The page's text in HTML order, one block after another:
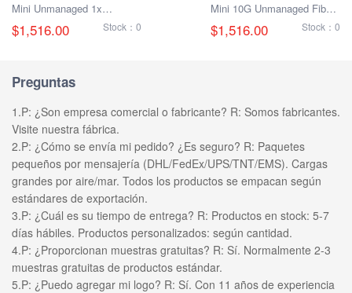
Mini Unmanaged 1x
10GBase-X to 1x 10GBase-
X 10G Fiber Converter with
$1,516.00 Stock：0
Mini 10G Unmanaged Fiber
Media Converter (2×10G
SFP+ Optical Ports)
$1,516.00 Stock：0
Preguntas
1.P: ¿Son empresa comercial o fabricante? R: Somos fabricantes.
Visite nuestra fábrica.
2.P: ¿Cómo se envía mi pedido? ¿Es seguro? R: Paquetes
pequeños por mensajería (DHL/FedEx/UPS/TNT/EMS). Cargas
grandes por aire/mar. Todos los productos se empacan según
estándares de exportación.
3.P: ¿Cuál es su tiempo de entrega? R: Productos en stock: 5-7
días hábiles. Productos personalizados: según cantidad.
4.P: ¿Proporcionan muestras gratuitas? R: Sí. Normalmente 2-3
muestras gratuitas de productos estándar.
5.P: ¿Puedo agregar mi logo? R: Sí. Con 11 años de experiencia